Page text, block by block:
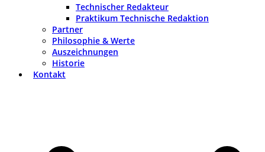
Technischer Redakteur
Praktikum Technische Redaktion
Partner
Philosophie & Werte
Auszeichnungen
Historie
Kontakt